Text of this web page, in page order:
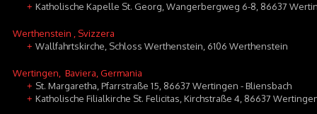
+ Katholische Kapelle St. Georg, Wangerbergweg 6-8, 86637
Werthenstein , Svizzera
+ Wallfahrtskirche, Schloss Werthenstein, 6106 Werthenstein
Wertingen , Baviera, Germania
+ St. Margaretha, Pfarrstraße 15, 86637 Wertingen - Bliensbach
+ Katholische Filialkirche St. Felicitas, Kirchstraße 4, 86637